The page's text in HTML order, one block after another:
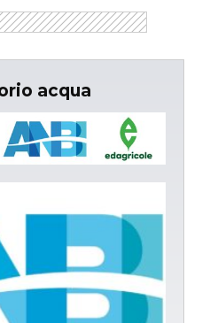
acqua